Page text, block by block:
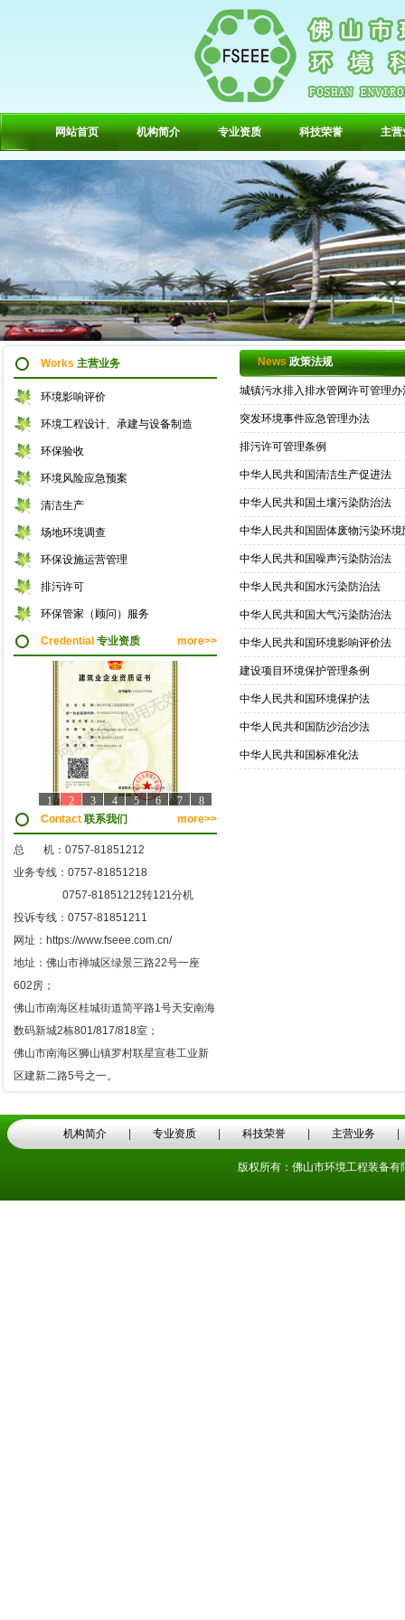
网站首页 机构简介 专业资质 科技荣誉 主营
Works 主营业务
环境影响评价
环境工程设计、承建与设备制造
环保验收
环境风险应急预案
清洁生产
场地环境调查
环保设施运营管理
排污许可
环保管家（顾问）服务
more>>
Credential 专业资质
8
7
6
5
4
3
2
1
more>>
Contact 联系我们
总 机：0757-81851212
业务专线：0757-81851218
0757-81851212转121分机
投诉专线：0757-81851211
网址：https://www.fseee.com.cn/
地址：佛山市禅城区绿景三路22号一座
602房；
佛山市南海区桂城街道简平路1号天安南海
数码新城2栋801/817/818室；
佛山市南海区狮山镇罗村联星宣巷工业新
区建新二路5号之一。
News政策法规
城镇污水排入排水管网许可管理办
突发环境事件应急管理办法
排污许可管理条例
中华人民共和国清洁生产促进法
中华人民共和国土壤污染防治法
中华人民共和国固体废物污染环境
中华人民共和国噪声污染防治法
中华人民共和国水污染防治法
中华人民共和国大气污染防治法
中华人民共和国环境影响评价法
建设项目环境保护管理条例
中华人民共和国环境保护法
中华人民共和国防沙治沙法
中华人民共和国标准化法
机构简介 专业资质 科技荣誉 主营业务
版权所有：佛山市环境工程装备有